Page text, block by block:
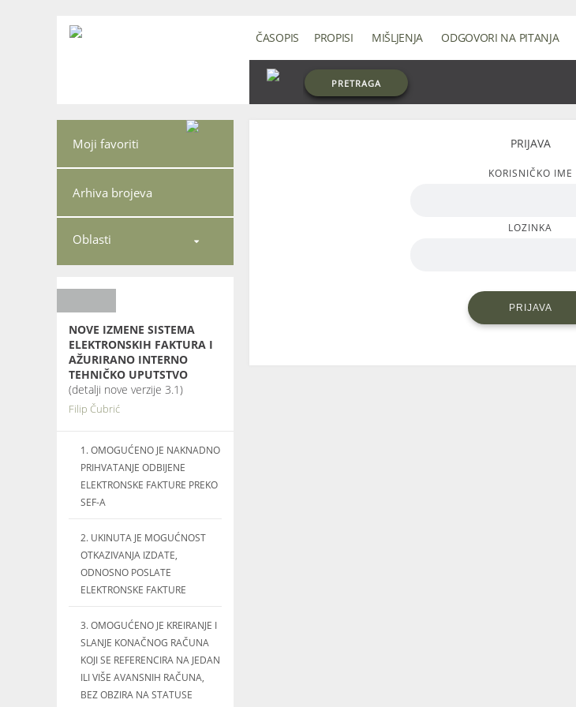
PRETRAGA
ČASOPIS PROPISI MIŠLJENJA ODGOVORI NA PITANJA
Moji favoriti
Arhiva brojeva
Oblasti 
NOVE IZMENE SISTEMA
ELEKTRONSKIH FAKTURA I
AŽURIRANO INTERNO
TEHNIČKO UPUTSTVO
(detalji nove verzije 3.1)
Filip Čubrić
1. OMOGUĆENO JE NAKNADNO
PRIHVATANJE ODBIJENE
ELEKTRONSKE FAKTURE PREKO
SEF-A
2. UKINUTA JE MOGUĆNOST
OTKAZIVANJA IZDATE,
ODNOSNO POSLATE
ELEKTRONSKE FAKTURE
3. OMOGUĆENO JE KREIRANJE I
SLANJE KONAČNOG RAČUNA
KOJI SE REFERENCIRA NA JEDAN
ILI VIŠE AVANSNIH RAČUNA,
BEZ OBZIRA NA STATUSE
PRIJAVA
KORISNIČKO IME
LOZINKA